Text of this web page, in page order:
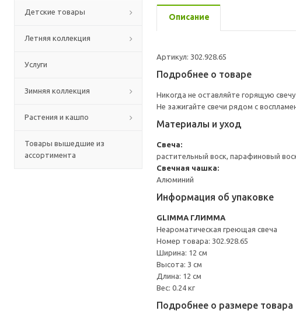
Детские товары
Летняя коллекция
Услуги
Зимняя коллекция
Растения и кашпо
Товары вышедшие из
ассортимента
Описание
Артикул: 302.928.65
Подробнее о товаре
Никогда не оставляйте горящую
Не зажигайте свечи рядом с
Материалы и уход
Свеча:
растительный воск, парафиновый
Свечная чашка:
Алюминий
Информация об упаковке
GLIMMA ГЛИММА
Неароматическая греющая свеча
Номер товара: 302.928.65
Ширина: 12 см
Высота: 3 см
Длина: 12 см
Вес: 0.24 кг
Подробнее о размере товара